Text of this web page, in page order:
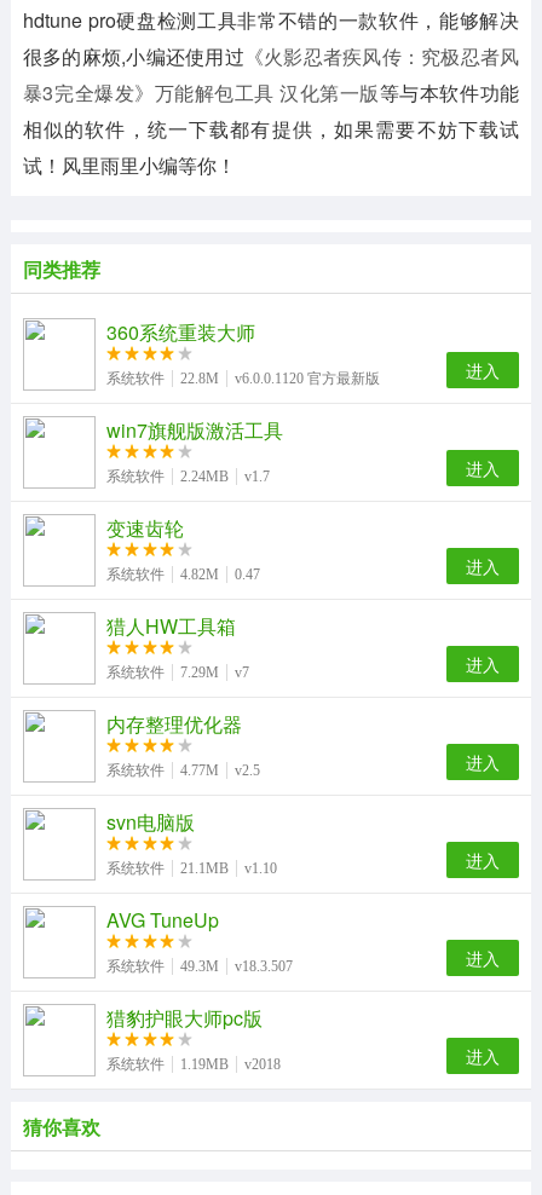
hdtune pro硬盘检测工具非常不错的一款软件，能够解决
很多的麻烦,小编还使用过 《火影忍者疾风传：究极忍者风
暴3完全爆发》万能解包工具 汉化第一版等与本软件功能
相似的软件，统一下载都有提供，如果需要不妨下载试
试！风里雨里小编等你！
同类推荐
360系统重装大师
系统软件 22.8M v6.0.0.1120 官方最新版 进入
win7旗舰版激活工具
系统软件 2.24MB v1.7 进入
变速齿轮
系统软件 4.82M 0.47 进入
猎人HW工具箱
系统软件 7.29M v7 进入
内存整理优化器
系统软件 4.77M v2.5 进入
svn电脑版
系统软件 21.1MB v1.10 进入
AVG TuneUp
系统软件 49.3M v18.3.507 进入
猎豹护眼大师pc版
系统软件 1.19MB v2018 进入
猜你喜欢